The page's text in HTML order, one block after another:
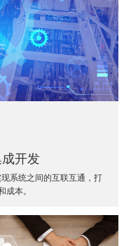
开发
系统之间的互联互通，打
成本。